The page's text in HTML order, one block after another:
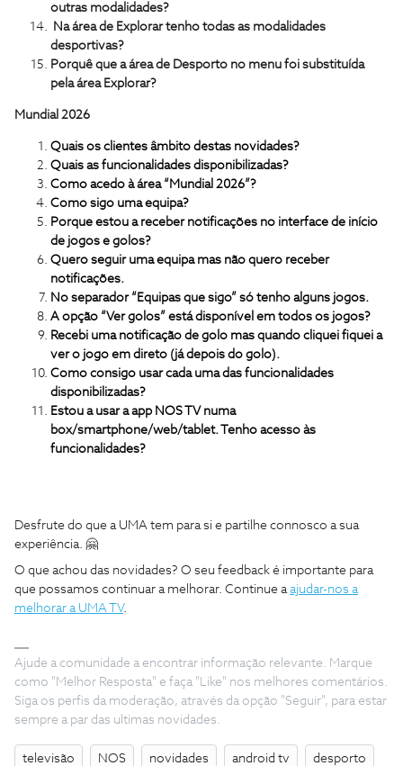
outras modalidades?
Na área de Explorar tenho todas as modalidades
desportivas?
Porquê que a área de Desporto no menu foi substituída
pela área Explorar?
Mundial 2026
Quais os clientes âmbito destas novidades?
Quais as funcionalidades disponibilizadas?
Como acedo à área “Mundial 2026”?
Como sigo uma equipa?
Porque estou a receber notificações no interface de início
de jogos e golos?
Quero seguir uma equipa mas não quero receber
notificações.
No separador “Equipas que sigo” só tenho alguns jogos.
A opção “Ver golos” está disponível em todos os jogos?
Recebi uma notificação de golo mas quando cliquei fiquei a
ver o jogo em direto (já depois do golo).
Como consigo usar cada uma das funcionalidades
disponibilizadas?
Estou a usar a app NOS TV numa
box/smartphone/web/tablet. Tenho acesso às
funcionalidades?
Desfrute do que a UMA tem para si e partilhe connosco a sua
experiência. 🤗
O que achou das novidades? O seu feedback é importante para
que possamos continuar a melhorar. Continue a ajudar-nos a
melhorar a UMA TV.
Ajude a comunidade a encontrar informação relevante. Marque
como "Melhor Resposta" e faça "Like" nos melhores comentários.
Siga os perfis da moderação, através da opção "Seguir", para estar
sempre a par das ultimas novidades.
televisão NOS novidades android tv desporto